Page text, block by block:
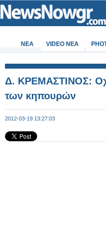
ΝΕΑ VIDEO NEA
Δ. ΚΡΕΜΑΣΤΙΝΟΣ:
των κηπουρών
2012-03-19 13:27:03